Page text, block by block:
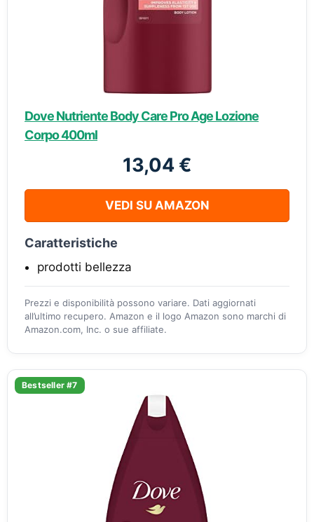
Dove Nutriente Body Care Pro Age Lozione
Corpo 400ml
13,04 €
VEDI SU AMAZON
Caratteristiche
prodotti bellezza
Prezzi e disponibilità possono variare. Dati aggiornati
all’ultimo recupero. Amazon e il logo Amazon sono marchi di
Amazon.com, Inc. o sue affiliate.
Bestseller #7